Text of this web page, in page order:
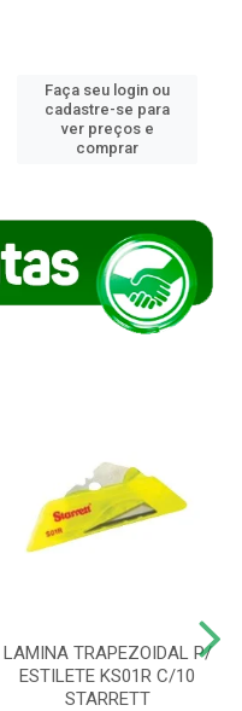
Faça seu login ou
cadastre-se para
ver preços e
comprar
LAMINA TRAPEZOIDAL P/
ESTILETE KS01R C/10
STARRETT